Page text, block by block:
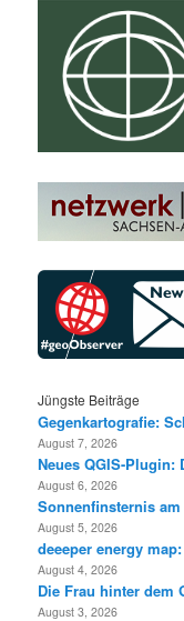
Jüngste Beiträge
Gegenkartografie:
August 7, 2026
Neues QGIS-Plugin:
August 6, 2026
Sonnenfinsternis am
August 5, 2026
deeeper energy
August 4, 2026
Die Frau hinter dem
August 3, 2026